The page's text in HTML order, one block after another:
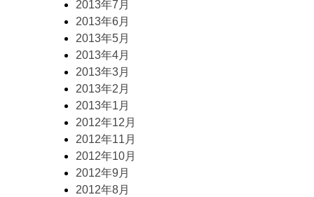
2013年7月
2013年6月
2013年5月
2013年4月
2013年3月
2013年2月
2013年1月
2012年12月
2012年11月
2012年10月
2012年9月
2012年8月